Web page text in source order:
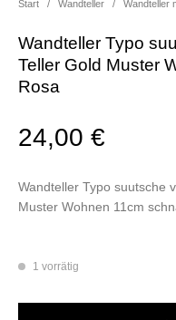
Start / Wandteller / Wandteller
Wandteller Typo
Teller Gold Muster
Rosa
24,00€
Wandteller Typo suutsche
Muster Wohnen 11cm
1 vorrätig